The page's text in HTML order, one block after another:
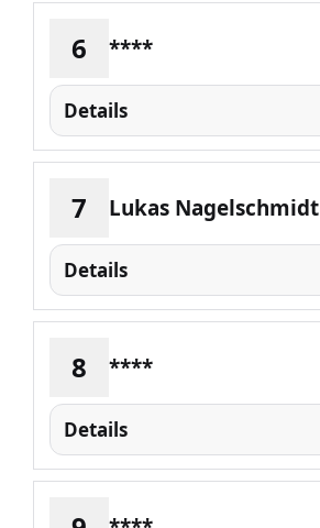
6 ****
Details
7 Lukas Nagelschmidt
Details
8 ****
Details